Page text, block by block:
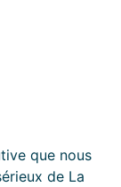
que nous
de La